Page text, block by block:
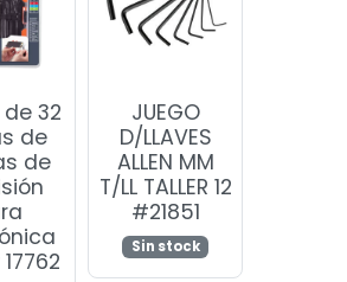
32
de
de
JUEGO
D/LLAVES
ALLEN MM
T/LL TALLER 12
#21851
Sin stock